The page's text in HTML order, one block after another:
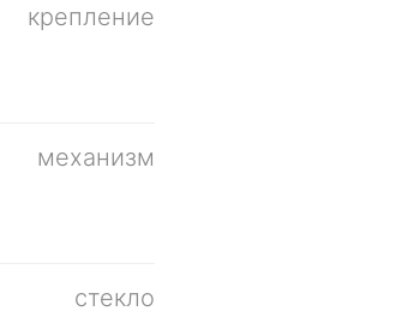
крепление
механизм
стекло